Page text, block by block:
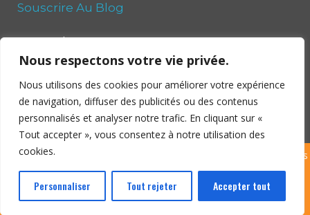
Nous respectons votre vie privée.
Nous utilisons des cookies pour améliorer votre expérience
de navigation, diffuser des publicités ou des contenus
personnalisés et analyser notre trafic. En cliquant sur «
Tout accepter », vous consentez à notre utilisation des
cookies.
Personnaliser Tout rejeter Accepter tout
Souscrire Au Blog
Your email:
Copyright ©
– Village en Sud-Charente – 2026 | Tous
droits réservés | Site réalisé par
|
Politique de
confidentialité|Mentions légales